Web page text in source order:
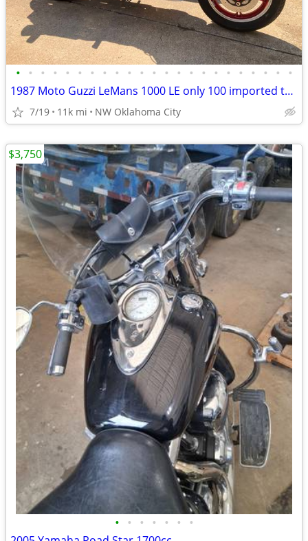
• • • • • • • • • • • • • • • • • • • • • • •
1987 Moto Guzzi LeMans 1000 LE only 100 imported to the US
7/19 11k mi NW Oklahoma City
• • • • • • •
$3,750